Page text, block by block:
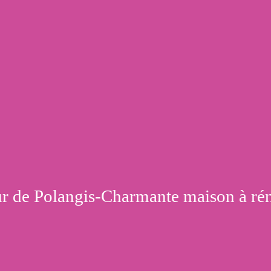
de Polangis-Charmante maison à